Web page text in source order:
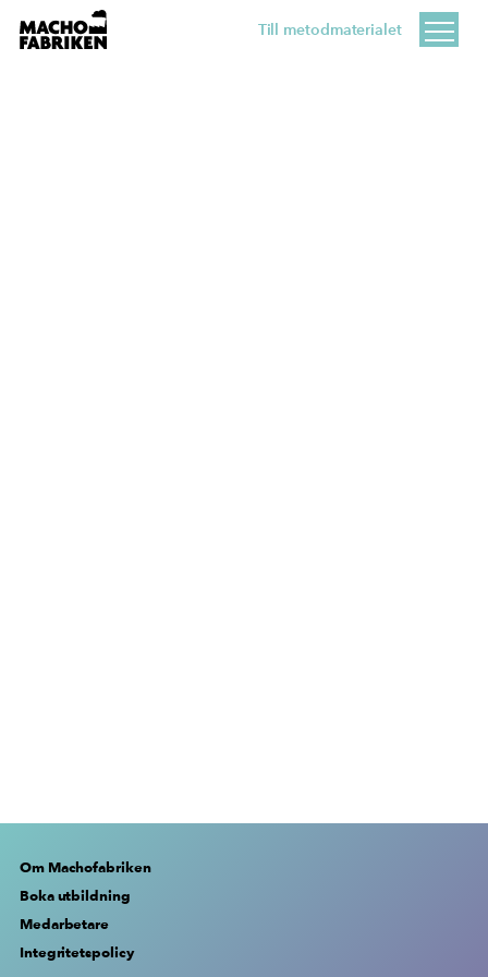
Till metodmaterialet
Om Machofabriken
Boka utbildning
Medarbetare
Integritetspolicy